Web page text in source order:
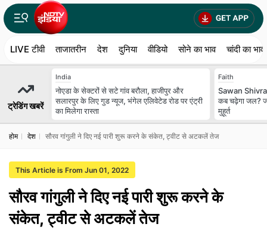
LIVE टीवी ताजातरीन देश दुनिया वीडियो सोने का भाव चांदी का भाव
ट्रेडिंग खबरें
India
नोएडा के सेक्टरों से सटे गांव बरौला, हाजीपुर और
सलारपुर के लिए गुड न्यूज, भंगेल एलिवेटेड रोड पर एंट्री
का मिलेगा रास्ता
Faith
Sawan
कब चढ़ेगा जल?
मुहूर्त
होम देश सौरव गांगुली ने दिए नई पारी शुरू करने के संकेत, ट्वीट से अटकलें तेज
This Article is From Jun 01, 2022
सौरव गांगुली ने दिए नई पारी शुरू करने के
संकेत, ट्वीट से अटकलें तेज